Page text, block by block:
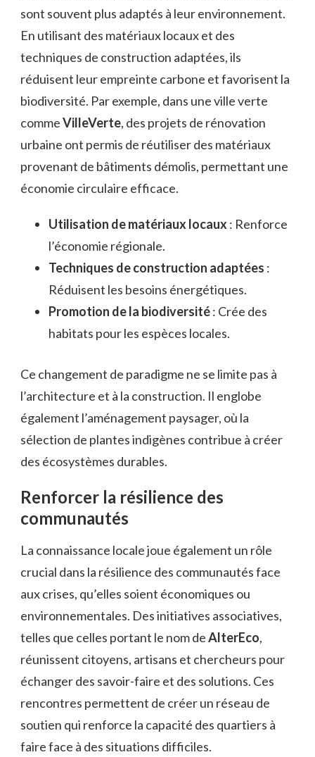
sont souvent plus adaptés à leur environnement.
En utilisant des matériaux locaux et des
techniques de construction adaptées, ils
réduisent leur empreinte carbone et favorisent la
biodiversité. Par exemple, dans une ville verte
commeVilleVerte, des projets de rénovation
urbaine ont permis de réutiliser des matériaux
provenant de bâtiments démolis, permettant une
économie circulaire efficace.
Utilisation de matériaux locaux : Renforce
l’économie régionale.
Techniques de construction adaptées :
Réduisent les besoins énergétiques.
Promotion de la biodiversité: Crée des
habitats pour les espèces locales.
Ce changement de paradigme ne se limite pas à
l’architecture et à la construction. Il englobe
également l’aménagement paysager, où la
sélection de plantes indigènes contribue à créer
des écosystèmes durables.
Renforcer la résilience des
communautés
La connaissance locale joue également un rôle
crucial dans la résilience des communautés face
aux crises, qu’elles soient économiques ou
environnementales. Des initiatives associatives,
telles que celles portant le nom deAlterEco,
réunissent citoyens, artisans et chercheurs pour
échanger des savoir-faire et des solutions. Ces
rencontres permettent de créer un réseau de
soutien qui renforce la capacité des quartiers à
faire face à des situations difficiles.